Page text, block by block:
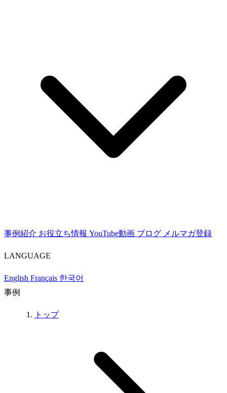
事例紹介 お役立ち情報 YouTube動画 ブログ メルマガ登録
LANGUAGE
English Français 한국어
事例
トップ